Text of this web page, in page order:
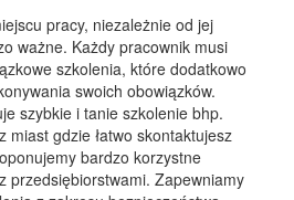
pracy, niezależnie od jej
ważne. Każdy pracownik musi
szkolenia, które dodatkowo
swoich obowiązków.
szybkie i tanie szkolenie bhp.
miast gdzie łatwo skontaktujesz
bardzo korzystne
przedsiębiorstwami. Zapewniamy